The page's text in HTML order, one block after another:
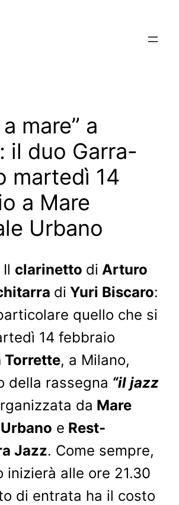
mare” a
il duo Garra-
martedì 14
a Mare
Urbano
clarinetto di Arturo
di Yuri Biscaro:
quello che si
14 febbraio
Torrette, a Milano,
della rassegna “il jazz
da Mare
e Rest-
Jazz. Come sempre,
inizierà alle ore 21.30
di entrata ha il costo